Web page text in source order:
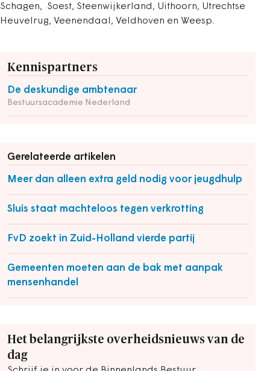
Schagen, Soest, Steenwijkerland, Uithoorn, Utrechtse
Heuvelrug, Veenendaal, Veldhoven en Weesp.
Kennispartners
De deskundige ambtenaar
Bestuursacademie Nederland
Gerelateerde artikelen
Meer dan alleen extra geld nodig voor jeugdhulp
Sluis staat machteloos tegen verkrotting
FvD zoekt in Zuid-Holland vierde partij
Gemeenten moeten aan de bak met aanpak
mensenhandel
Het belangrijkste overheidsnieuws van de
dag